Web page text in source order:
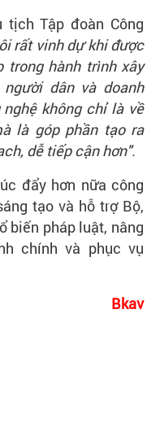
tịch Tập đoàn Công
rất vinh dự khi được
trong hành trình xây
dân và doanh
không chỉ là về
là góp phần tạo ra
dễ tiếp cận hơn".
đẩy hơn nữa công
tạo và hỗ trợ Bộ,
biến pháp luật, nâng
chính và phục vụ
Bkav